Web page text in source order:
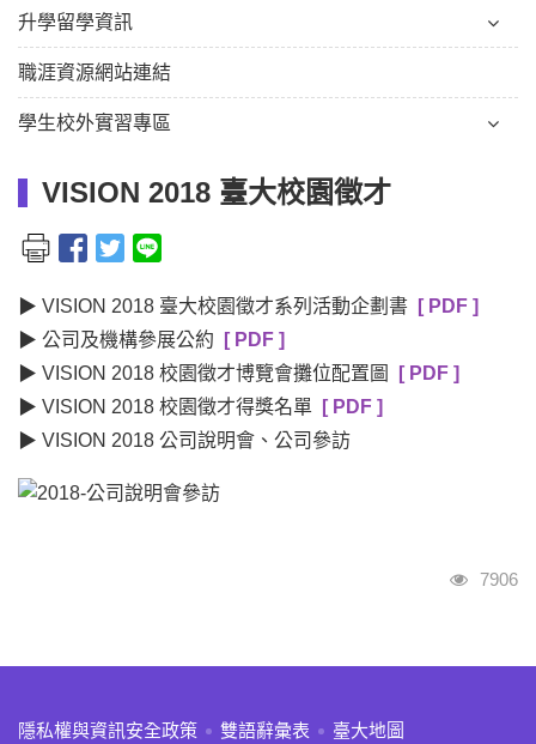
升學留學資訊
職涯資源網站連結
學生校外實習專區
VISION 2018 臺大校園徵才
▶ VISION 2018 臺大校園徵才系列活動企劃書
[ PDF ]
▶ 公司及機構參展公約
[ PDF ]
▶ VISION 2018 校園徵才博覽會攤位配置圖
[ PDF ]
▶ VISION 2018 校園徵才得獎名單
[ PDF ]
▶ VISION 2018 公司說明會、公司參訪
瀏覽人
7906
:::
隱私權與資訊安全政策 雙語辭彙表 臺大地圖